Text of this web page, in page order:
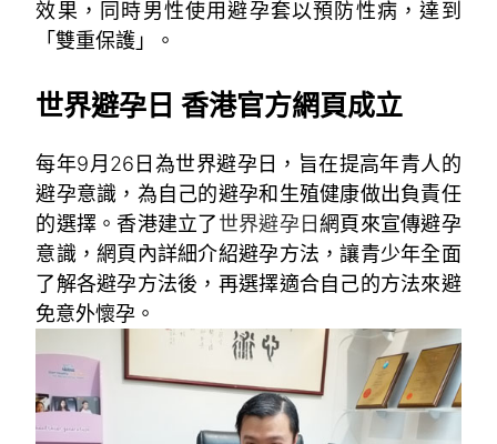
效果，同時男性使用避孕套以預防性病，達到
「雙重保護」。
世界避孕日 香港官方網頁成立
每年9月26日為世界避孕日，旨在提高年青人的
避孕意識，為自己的避孕和生殖健康做出負責任
的選擇。香港建立了世界避孕日網頁來宣傳避孕
意識，網頁內詳細介紹避孕方法，讓青少年全面
了解各避孕方法後，再選擇適合自己的方法來避
免意外懷孕。